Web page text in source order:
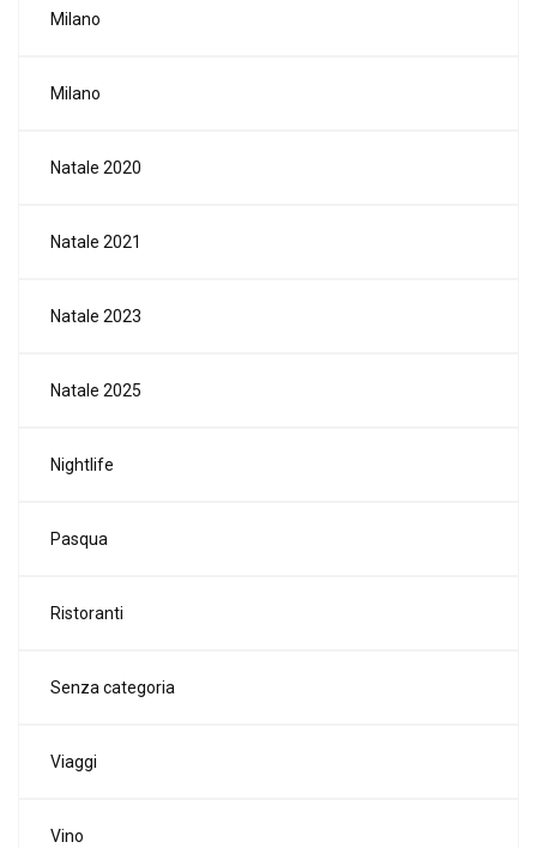
Milano
Milano
Natale 2020
Natale 2021
Natale 2023
Natale 2025
Nightlife
Pasqua
Ristoranti
Senza categoria
Viaggi
Vino